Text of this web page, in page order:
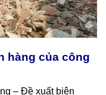
hàng của công
– Đề xuất biện